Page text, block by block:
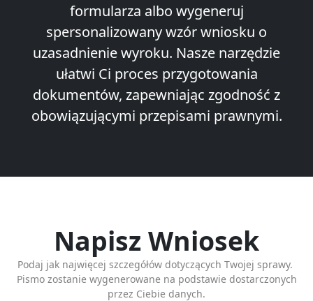
formularza albo wygeneruj
spersonalizowany wzór wniosku o
uzasadnienie wyroku. Nasze narzędzie
ułatwi Ci proces przygotowania
dokumentów, zapewniając zgodność z
obowiązującymi przepisami prawnymi.
Napisz Wniosek
Podaj jak najwięcej szczegółów dotyczących Twojej sprawy.
Pismo zostanie wygenerowane na podstawie dostarczonych
przez Ciebie danych.